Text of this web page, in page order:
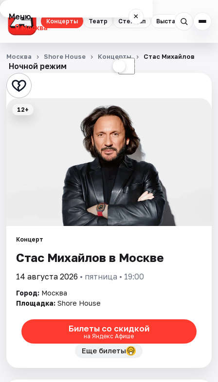
Концерты Театр Стендап Выставки
Меню ×
Москва
Концерты
Театр
Стендап
Города
Площадки
Рейтинги
Ночной режим ☾
Москва Shore House Концерты Стас Михайлов
12+
Концерт
Стас Михайлов в Москве
14 августа 2026 • пятница • 19:00
Город: Москва
Площадка: Shore House
Билеты со скидкой
на Яндекс Афише
Еще билеты